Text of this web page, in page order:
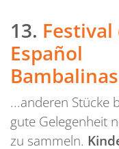
13. Festival
Español
...anderen Stücke
gute Gelegenheit
zu sammeln.